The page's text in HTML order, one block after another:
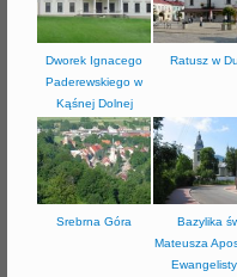
Dworek Ignacego
Paderewskiego w
Kąśnej Dolnej
Ratusz w
Srebrna Góra
Bazylika
Mateusza